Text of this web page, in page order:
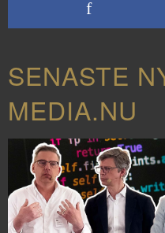
SENASTE
MEDIA.NU